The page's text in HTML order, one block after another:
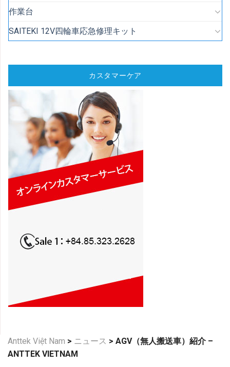
作業台
SAITEKI 12V四輪車応急修理キット
カスタマーケア
Anttek Việt Nam > ニュース > AGV（無人搬送車）紹介 –
ANTTEK VIETNAM